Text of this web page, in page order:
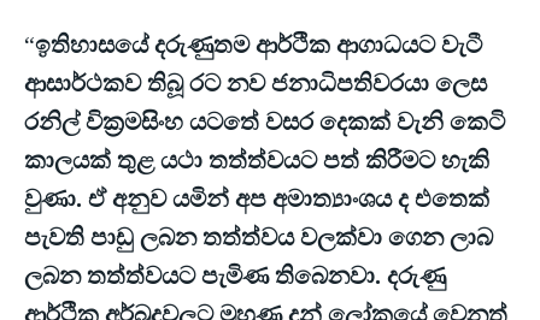
“ඉතිහාසයේ දරුණුතම ආර්ථික ආගාධයට වැටී
ආසාර්ථකව තිබූ රට නව ජනාධිපතිවරයා ලෙස
රනිල් වික්‍රමසිංහ යටතේ වසර දෙකක් වැනි කෙටි
කාලයක් තුළ යථා තත්ත්වයට පත් කිරීමට හැකි
වුණා. ඒ අනුව යමින් අප අමාත්‍යාංශය ද එතෙක්
පැවති පාඩු ලබන තත්ත්වය වලක්වා ගෙන ලාබ
ලබන තත්ත්වයට පැමිණ තිබෙනවා. දරුණු
ආර්ථික අර්බුදවලට මුහුණ දුන් ලෝකයේ වෙනත්